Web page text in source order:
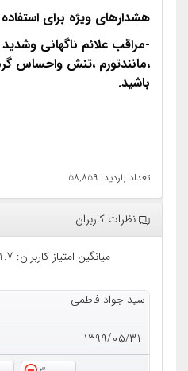
هشدارهای ویژه برای
-مراقب علائم ناگهانی
،مانندتورم ،تنش واحساس
باشید.
تعداد بازدید: ۵۸,۸۵۹
نظرات کاربران
میانگین امتیاز کاربران: 1.7 (13 رای)
سید جواد فاطمی
۱۳۹۹/۰۵/۳۱